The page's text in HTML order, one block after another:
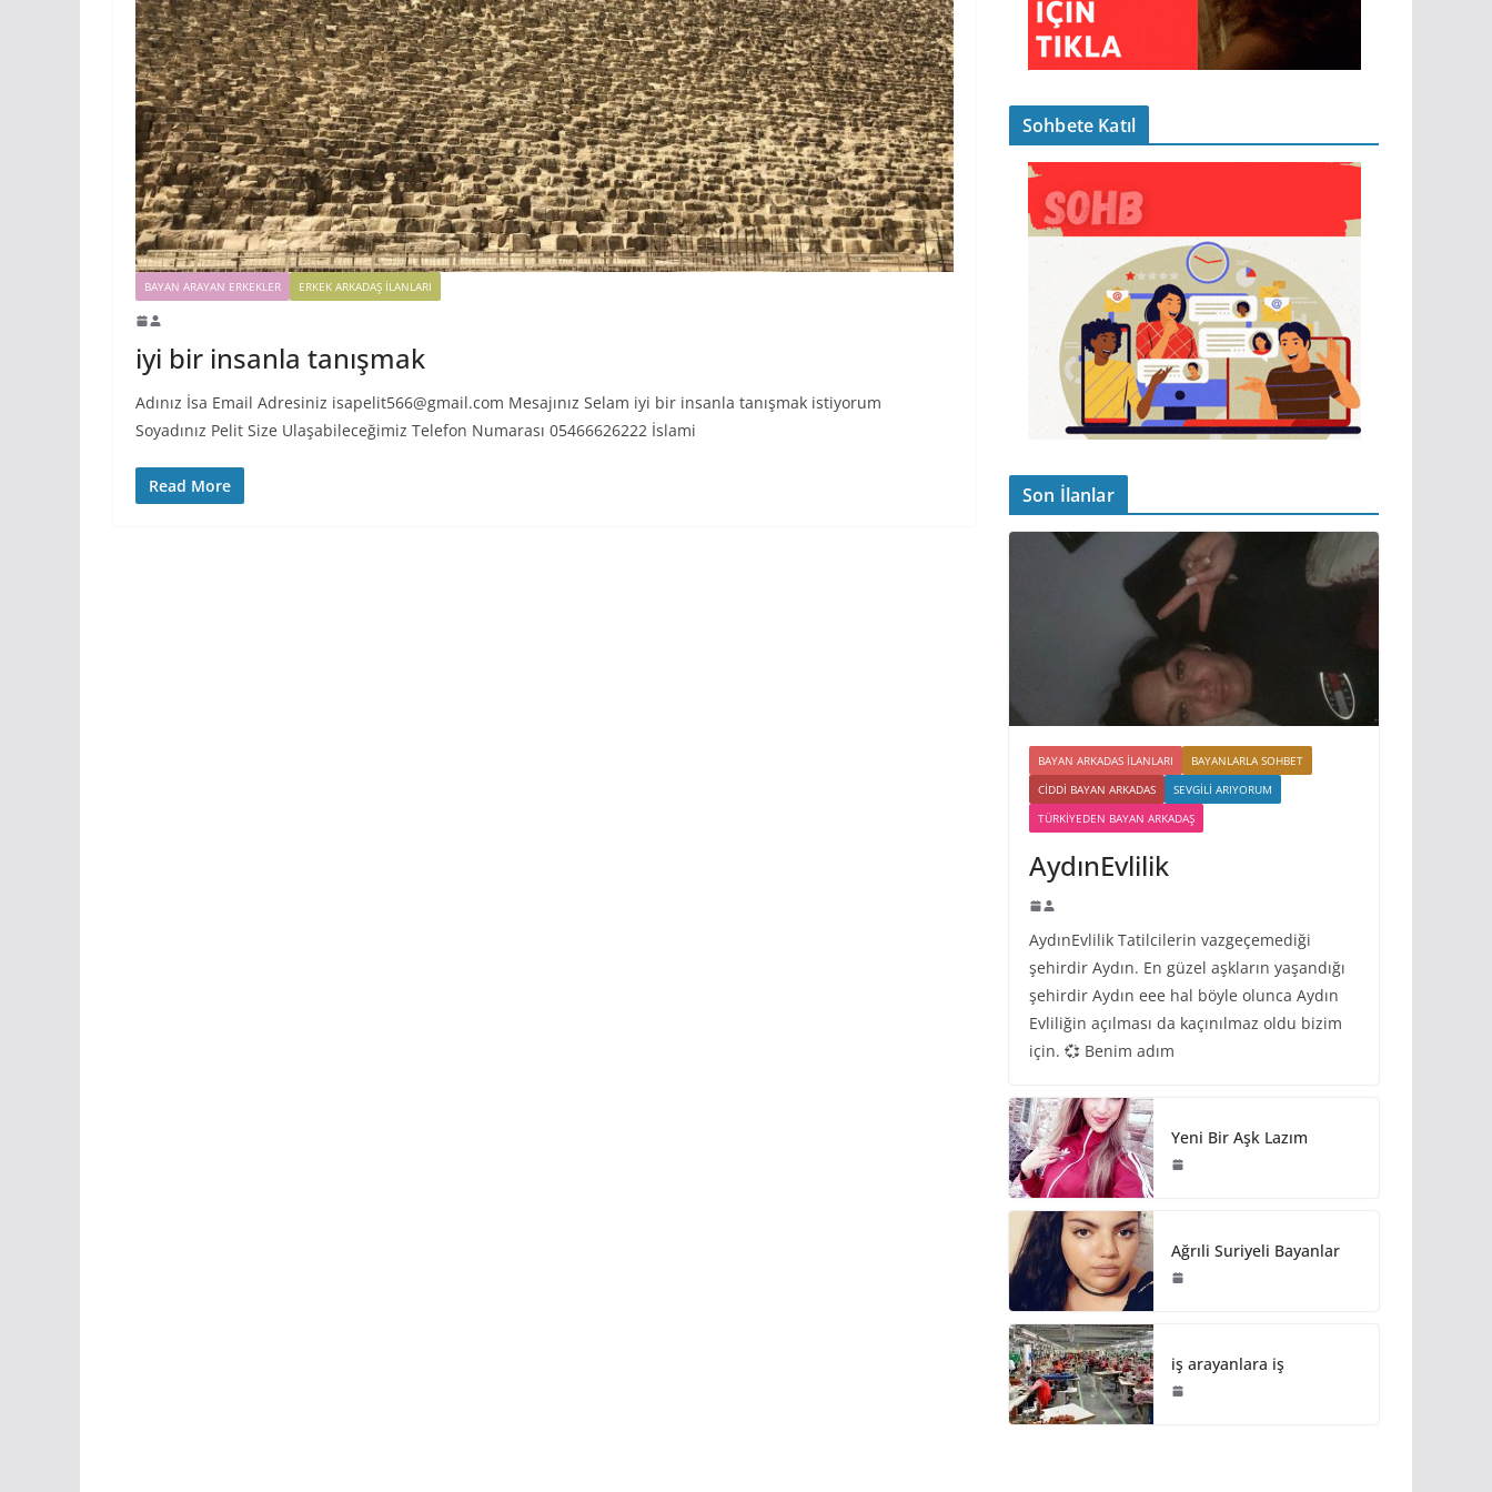
BAYAN ARAYAN ERKEKLER ERKEK ARKADAŞ ILANLARI
iyi bir insanla tanışmak
Adınız İsa Email Adresiniz isapelit566@gmail.com Mesajınız Selam iyi bir insanla tanışmak istiyorum
Soyadınız Pelit Size Ulaşabileceğimiz Telefon Numarası 05466626222 İslami
Read More
Sohbete Katıl
Son İlanlar
BAYAN ARKADAS ILANLARI
BAYANLARLA SOHBET
CIDDI BAYAN ARKADAS
SEVGILI ARIYORUM
TÜRKIYEDEN BAYAN ARKADAŞ
AydınEvlilik
AydınEvlilik Tatilcilerin vazgeçemediği
şehirdir Aydın. En güzel aşkların yaşandığı
şehirdir Aydın eee hal böyle olunca Aydın
Evliliğin açılması da kaçınılmaz oldu bizim
için. 💞 Benim adım
Yeni Bir Aşk Lazım
Ağrıli Suriyeli Bayanlar
iş arayanlara iş